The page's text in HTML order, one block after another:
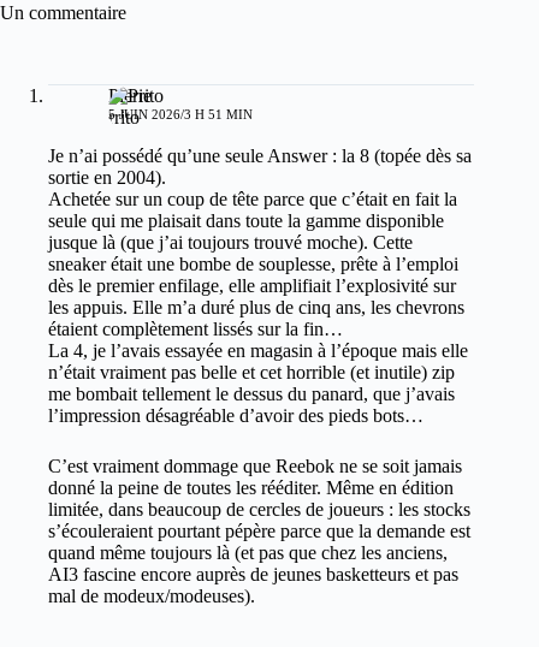
Un commentaire
Pierrito
5 JUIN 2026/3 H 51 MIN
Je n’ai possédé qu’une seule Answer : la 8 (topée dès sa
sortie en 2004).
Achetée sur un coup de tête parce que c’était en fait la
seule qui me plaisait dans toute la gamme disponible
jusque là (que j’ai toujours trouvé moche). Cette
sneaker était une bombe de souplesse, prête à l’emploi
dès le premier enfilage, elle amplifiait l’explosivité sur
les appuis. Elle m’a duré plus de cinq ans, les chevrons
étaient complètement lissés sur la fin…
La 4, je l’avais essayée en magasin à l’époque mais elle
n’était vraiment pas belle et cet horrible (et inutile) zip
me bombait tellement le dessus du panard, que j’avais
l’impression désagréable d’avoir des pieds bots…
C’est vraiment dommage que Reebok ne se soit jamais
donné la peine de toutes les rééditer. Même en édition
limitée, dans beaucoup de cercles de joueurs : les stocks
s’écouleraient pourtant pépère parce que la demande est
quand même toujours là (et pas que chez les anciens,
AI3 fascine encore auprès de jeunes basketteurs et pas
mal de modeux/modeuses).